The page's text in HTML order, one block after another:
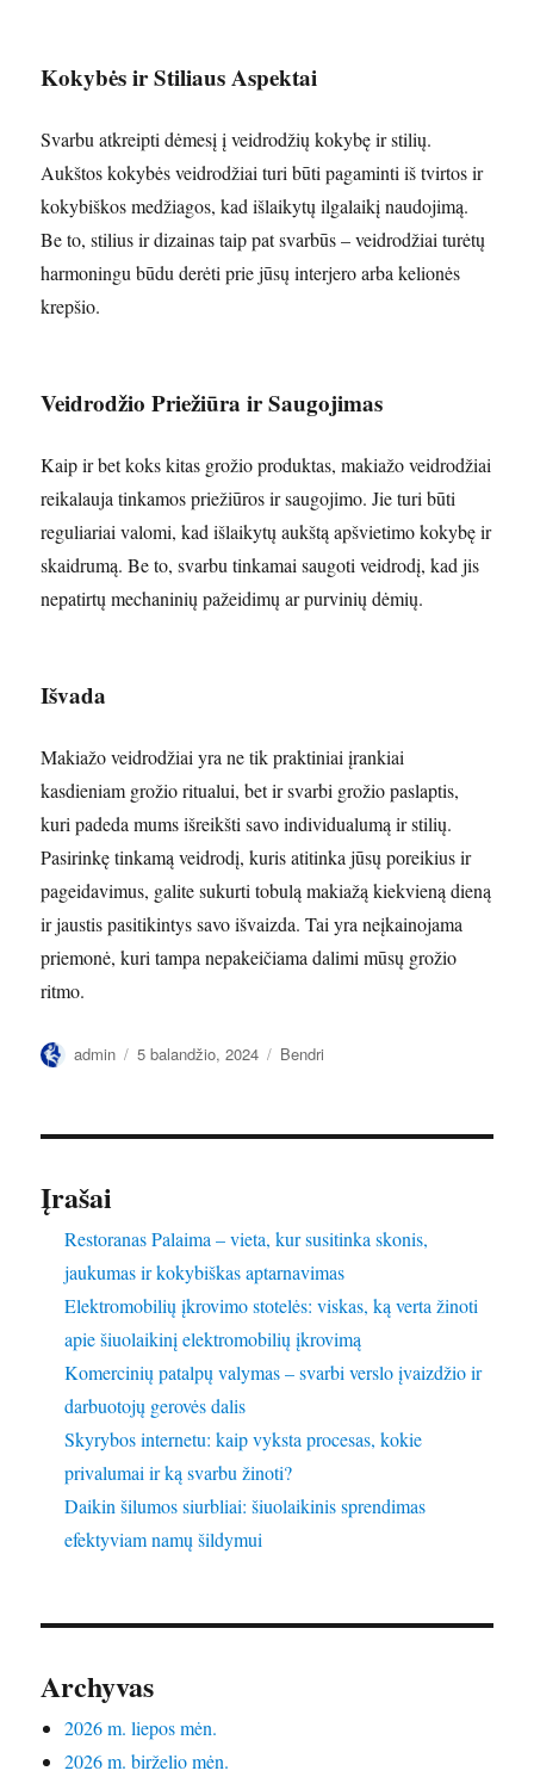
Kokybės ir Stiliaus Aspektai
Svarbu atkreipti dėmesį į veidrodžių kokybę ir stilių.
Aukštos kokybės veidrodžiai turi būti pagaminti iš tvirtos ir
kokybiškos medžiagos, kad išlaikytų ilgalaikį naudojimą.
Be to, stilius ir dizainas taip pat svarbūs – veidrodžiai turėtų
harmoningu būdu derėti prie jūsų interjero arba kelionės
krepšio.
Veidrodžio Priežiūra ir Saugojimas
Kaip ir bet koks kitas grožio produktas, makiažo veidrodžiai
reikalauja tinkamos priežiūros ir saugojimo. Jie turi būti
reguliariai valomi, kad išlaikytų aukštą apšvietimo kokybę ir
skaidrumą. Be to, svarbu tinkamai saugoti veidrodį, kad jis
nepatirtų mechaninių pažeidimų ar purvinių dėmių.
Išvada
Makiažo veidrodžiai yra ne tik praktiniai įrankiai
kasdieniam grožio ritualui, bet ir svarbi grožio paslaptis,
kuri padeda mums išreikšti savo individualumą ir stilių.
Pasirinkę tinkamą veidrodį, kuris atitinka jūsų poreikius ir
pageidavimus, galite sukurti tobulą makiažą kiekvieną dieną
ir jaustis pasitikintys savo išvaizda. Tai yra neįkainojama
priemonė, kuri tampa nepakeičiama dalimi mūsų grožio
ritmo.
Autorius
admin Paskelbta
5 balandžio, 2024 Kategorijos
Bendri
Įrašai
Restoranas Palaima – vieta, kur susitinka skonis,
jaukumas ir kokybiškas aptarnavimas
Elektromobilių įkrovimo stotelės: viskas, ką verta žinoti
apie šiuolaikinį elektromobilių įkrovimą
Komercinių patalpų valymas – svarbi verslo įvaizdžio ir
darbuotojų gerovės dalis
Skyrybos internetu: kaip vyksta procesas, kokie
privalumai ir ką svarbu žinoti?
Daikin šilumos siurbliai: šiuolaikinis sprendimas
efektyviam namų šildymui
Archyvas
2026 m. liepos mėn.
2026 m. birželio mėn.